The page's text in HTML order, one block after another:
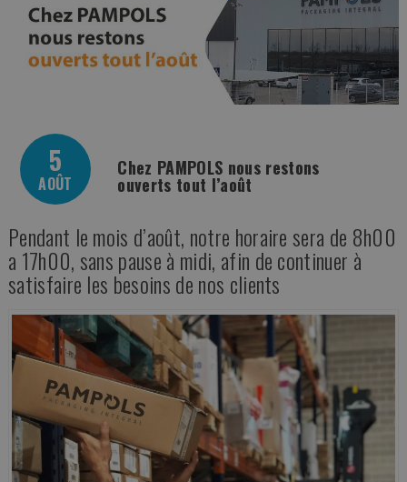
5
AOÛT
Chez PAMPOLS nous restons
ouverts tout l’août
Pendant le mois d’août, notre horaire sera de 8h00
a 17h00, sans pause à midi, afin de continuer à
satisfaire les besoins de nos clients